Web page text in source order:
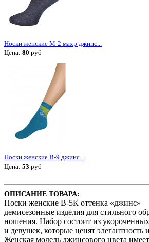
Носки женские М-2 махр джинс...
Цена: 80 руб
Носки женские В-9 джинс...
Цена: 53 руб
ОПИСАНИЕ ТОВАРА:
Носки женские В-5К оттенка «джинс» —
демисезонные изделия для стильного
ношения. Набор состоит из
и девушек, которые ценят элегантность
Женская модель джинсового цвета